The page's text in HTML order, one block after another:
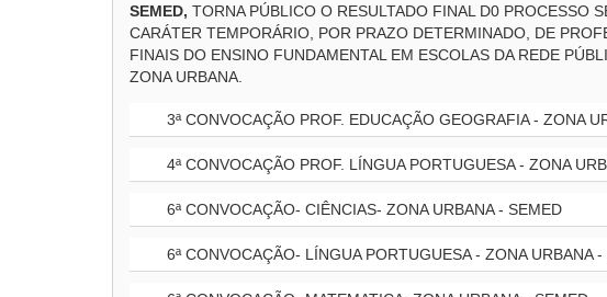
SEMED, TORNA PÚBLICO O RESULTADO FINAL D0 PROCESSO
CARÁTER TEMPORÁRIO, POR PRAZO DETERMINADO, DE
FINAIS DO ENSINO FUNDAMENTAL EM ESCOLAS DA REDE
ZONA URBANA.
3ª CONVOCAÇÃO PROF. EDUCAÇÃO GEOGRAFIA - ZONA
4ª CONVOCAÇÃO PROF. LÍNGUA PORTUGUESA - ZONA
6ª CONVOCAÇÃO- CIÊNCIAS- ZONA URBANA - SEMED
6ª CONVOCAÇÃO- LÍNGUA PORTUGUESA - ZONA URBANA -